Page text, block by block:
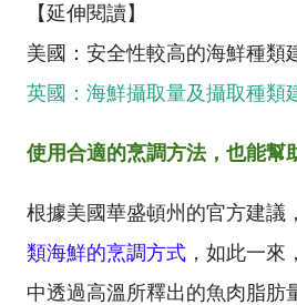
【延伸閱讀】
美國：安全性較高的海鮮種類
英國：海鮮攝取量及攝取種類
使用合適的烹調方法，也能幫
根據美國華盛頓州的官方建議，
類海鮮的烹調方式 ，如此一來
中透過高溫所釋出的魚肉脂肪